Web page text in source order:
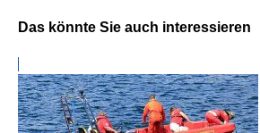
Das könnte Sie auch interessieren